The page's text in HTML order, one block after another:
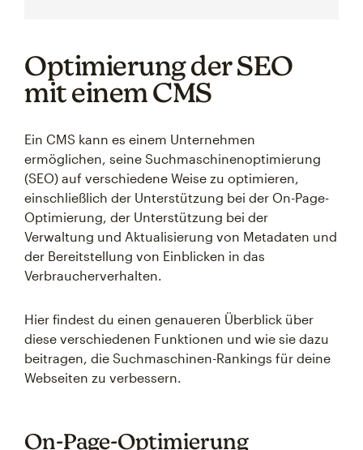
Optimierung der SEO
mit einem CMS
Ein CMS kann es einem Unternehmen
ermöglichen, seine Suchmaschinenoptimierung
(SEO) auf verschiedene Weise zu optimieren,
einschließlich der Unterstützung bei der On-Page-
Optimierung, der Unterstützung bei der
Verwaltung und Aktualisierung von Metadaten und
der Bereitstellung von Einblicken in das
Verbraucherverhalten.
Hier findest du einen genaueren Überblick über
diese verschiedenen Funktionen und wie sie dazu
beitragen, die Suchmaschinen-Rankings für deine
Webseiten zu verbessern.
On-Page-Optimierung